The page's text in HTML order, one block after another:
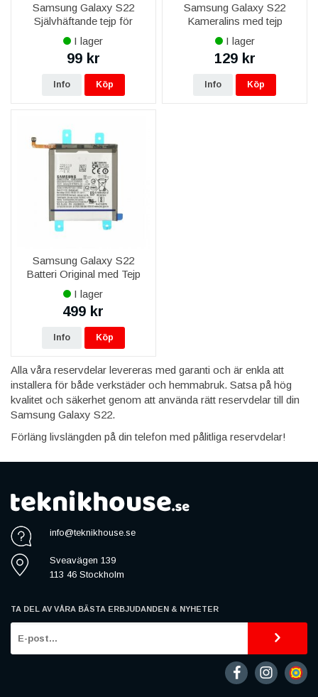
Samsung Galaxy S22
Självhäftande tejp för
Baksida
I lager
99 kr
Info Köp
Samsung Galaxy S22
Kameralins med tejp
I lager
129 kr
Info Köp
Samsung Galaxy S22
Batteri Original med Tejp
I lager
499 kr
Info Köp
Alla våra reservdelar levereras med garanti och är enkla att
installera för både verkstäder och hemmabruk. Satsa på hög
kvalitet och säkerhet genom att använda rätt reservdelar till din
Samsung Galaxy S22.
Förläng livslängden på din telefon med pålitliga reservdelar!
info@teknikhouse.se
Sveavägen 139
113 46 Stockholm
TA DEL AV VÅRA BÄSTA ERBJUDANDEN & NYHETER